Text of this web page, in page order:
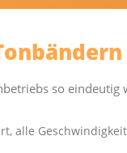
so eindeutig
alle